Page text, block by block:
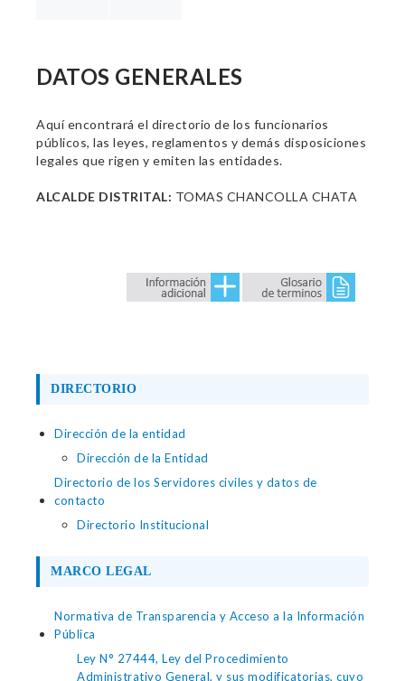
DATOS GENERALES
Aquí encontrará el directorio de los funcionarios
públicos, las leyes, reglamentos y demás disposiciones
legales que rigen y emiten las entidades.
ALCALDE DISTRITAL: TOMAS CHANCOLLA CHATA
DIRECTORIO
Dirección de la entidad
Dirección de la Entidad
Directorio de los Servidores civiles y datos de
contacto
Directorio Institucional
MARCO LEGAL
Normativa de Transparencia y Acceso a la Información
Pública
Ley N° 27444, Ley del Procedimiento
Administrativo General, y sus modificatorias, cuyo